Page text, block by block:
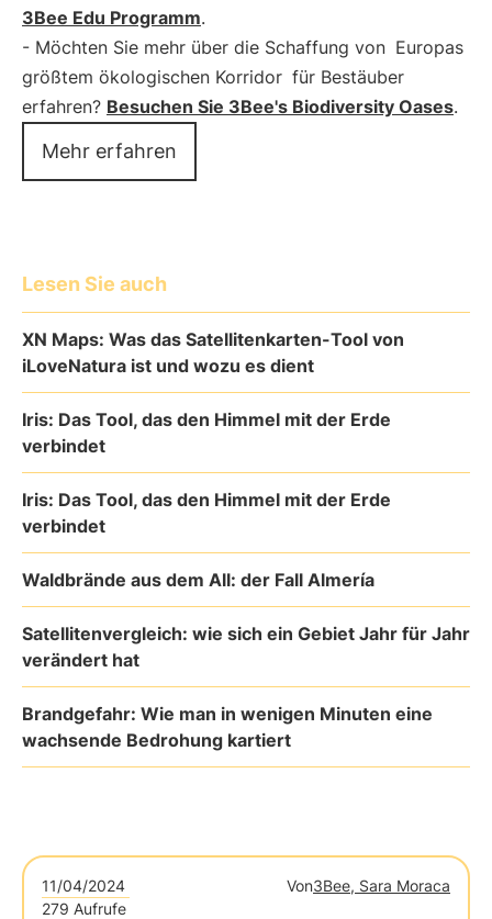
3Bee Edu Programm.
- Möchten Sie mehr über die Schaffung von Europas
größtem ökologischen Korridor für Bestäuber
erfahren? Besuchen Sie 3Bee's Biodiversity Oases.
Mehr erfahren
Lesen Sie auch
XN Maps: Was das Satellitenkarten-Tool von
iLoveNatura ist und wozu es dient
Iris: Das Tool, das den Himmel mit der Erde
verbindet
Iris: Das Tool, das den Himmel mit der Erde
verbindet
Waldbrände aus dem All: der Fall Almería
Satellitenvergleich: wie sich ein Gebiet Jahr für Jahr
verändert hat
Brandgefahr: Wie man in wenigen Minuten eine
wachsende Bedrohung kartiert
11/04/2024 Von3Bee, Sara Moraca
279 Aufrufe